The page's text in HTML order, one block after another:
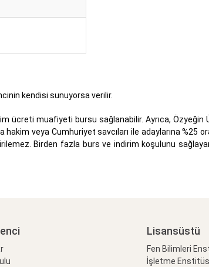
kendisi sunuyorsa verilir.
ücreti muafiyeti bursu sağlanabilir. Ayrıca, Özyeğin
veya Cumhuriyet savcıları ile adaylarına %25
Birden fazla burs ve indirim koşulunu
Lisansüstü
Fen Bilimleri
İşletme